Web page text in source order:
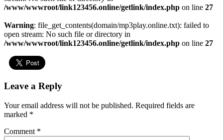
/www/wwwroot/link123456.online/getlink/index.php on line 27
Warning: file_get_contents(domain/mp3play.online.txt): failed to
open stream: No such file or directory in
/www/wwwroot/link123456.online/getlink/index.php on line 27
Leave a Reply
Your email address will not be published. Required fields are
marked *
Comment *